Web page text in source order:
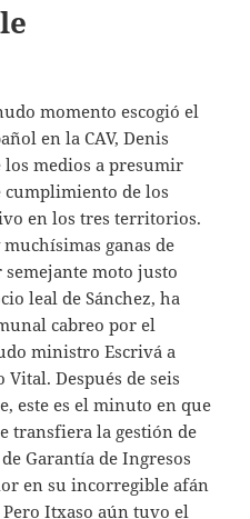
momento escogió el
en la CAV, Denis
los medios a presumir
cumplimiento de los
en los tres territorios.
ganas de
moto justo
leal de Sánchez, ha
cabreo por el
ministro Escrivá a
Después de seis
este es el minuto en que
transfiera la gestión de
Garantía de Ingresos
en su incorregible afán
Itxaso aún tuvo el